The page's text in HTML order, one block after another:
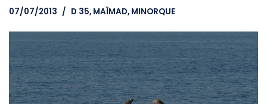
07/07/2013 D 35, MAÏMAD, MINORQUE